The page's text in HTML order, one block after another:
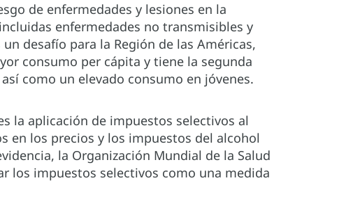
de enfermedades y lesiones en la
enfermedades no transmisibles y
desafío para la Región de las Américas,
consumo per cápita y tiene la segunda
como un elevado consumo en jóvenes.
la aplicación de impuestos selectivos al
en los precios y los impuestos del alcohol
la Organización Mundial de la Salud
los impuestos selectivos como una medida